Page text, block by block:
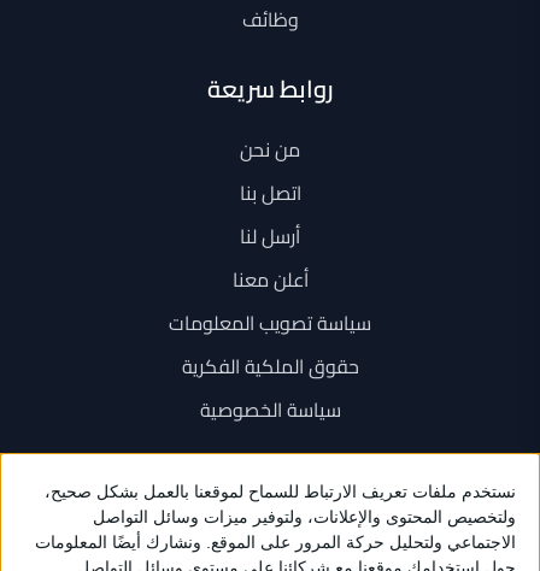
وظائف
روابط سريعة
من نحن
اتصل بنا
أرسل لنا
أعلن معنا
سياسة تصويب المعلومات
حقوق الملكية الفكرية
سياسة الخصوصية
اتصل بنا
+962 6 534 1777